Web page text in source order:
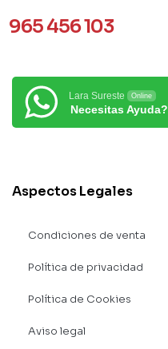
965 456 103
Lara Sureste Online
Necesitas Ayuda?
Aspectos Legales
Condiciones de venta
Política de privacidad
Política de Cookies
Aviso legal